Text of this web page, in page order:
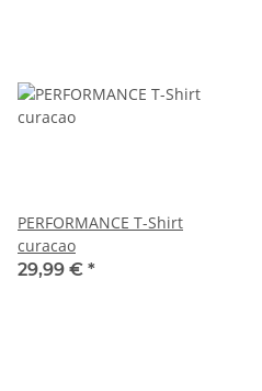
PERFORMANCE T-Shirt
curacao
29,99 € *